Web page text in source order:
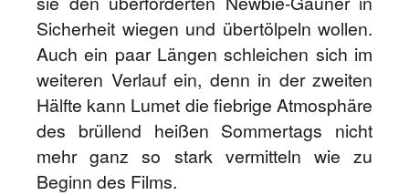
Sicherheit wiegen und übertölpeln wollen.
Auch ein paar Längen schleichen sich im
weiteren Verlauf ein, denn in der zweiten
Hälfte kann Lumet die fiebrige Atmosphäre
des brüllend heißen Sommertags nicht
mehr ganz so stark vermitteln wie zu
Beginn des Films.